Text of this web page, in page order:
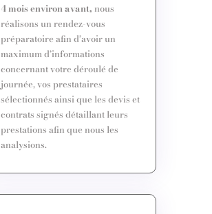
4 mois environavant, nous
réalisons un rendez-vous
préparatoire afin d’avoir un
maximum d’informations
concernant votre déroulé de
journée, vos prestataires
sélectionnés ainsi que les devis et
contrats signés détaillant leurs
prestations afin que nous les
analysions.